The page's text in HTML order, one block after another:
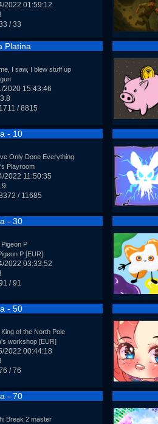
2022 01:59:12
/ 33
Platina
I saw, I blew stuff up
2020 15:43:46
1711 / 8815
- 10
Only Done Everything
Playroom
2022 11:50:35
/ 11685
- 30
P
P [EUR]
2022 03:33:52
/ 91
- 50
of the North Pole
workshop [EUR]
2022 00:44:18
/ 76
- 70
Break 2 master